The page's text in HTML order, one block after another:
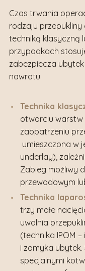
Czas trwania
rodzaju przepukliny
techniką klasyczną
przypadkach
zabezpiecza
nawrotu.
Technika
otwarciu warstw
zaopatrzeniu
umieszczona w
underlay),
Zabieg możliwy
przewodowym
Technika
trzy małe
uwalnia
(technika IPOM
i zamyka
specjalnymi